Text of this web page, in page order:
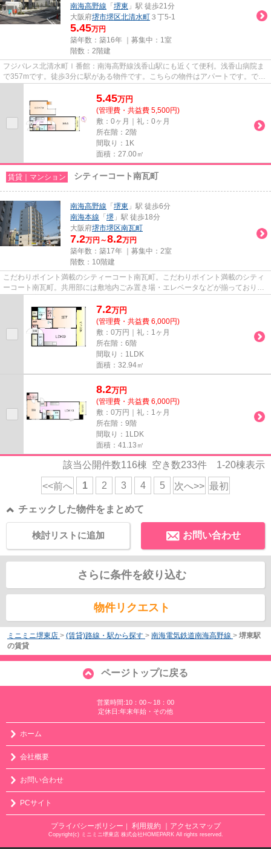
南海高野線 「 堺東 」駅 徒歩21分
大阪府堺市堺区北清水町 ３丁5-1
5.45万円
築年数：築16年 ｜募集中： 1室
階数：2階建
フジパレス北清水町Ⅰ番館：南海高野線浅香山駅にも近くて便利。浅香山病院ま
で357mです。徒歩3分に駅がある物件です。こちらの物件はアパートです。でき
5.45万円
(管理費・共益費 5,500円)
敷：0ヶ月｜礼：0ヶ月
所在階：2階
間取り：1K
面積：27.00㎡
賃貸｜マンション シティーコート南瓦町
南海高野線 「 堺東 」駅 徒歩6分
南海本線 「 堺 」駅 徒歩18分
大阪府堺市堺区南瓦町
7.2万円～8.2万円
築年数：築17年 ｜募集中： 2室
階数：10階建
こだわりポイント満載のシティーコート南瓦町。こだわりポイント満載のシティ
ーコート南瓦町。共用部には敷地内ごみ置き場・エレベータなどが揃っており、
7.2万円
(管理費・共益費 6,000円)
敷：0万円｜礼：1ヶ月
所在階：6階
間取り：1LDK
面積：32.94㎡
8.2万円
(管理費・共益費 6,000円)
敷：0万円｜礼：1ヶ月
所在階：9階
間取り：1LDK
面積：41.13㎡
該当公開件数116棟 空き数233件 1-20棟表示
<<前へ 1 2 3 4 5 次へ>> 最初
チェックした物件をまとめて
お問い合わせ
検討リストに追加
さらに条件を絞り込む
物件リクエスト
ミニミニ堺東店 > (賃貸)路線・駅から探す > 南海電気鉄道南海高野線 > 堺東駅
の賃貸
ページトップに戻る
営業時間:10：00～18：00
定休日:年末年始・その他
ホーム
会社概要
お問い合わせ
PCサイト
プライバシーポリシー ｜ 利用規約 ｜アクセスマップ
Copyright(c) ミニミニ堺東店 株式会社HOMEPARK All rights reserved.